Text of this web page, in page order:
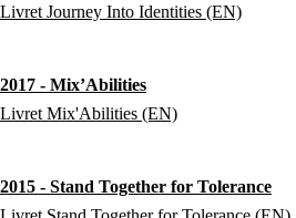
Livret Journey Into Identities (EN)
2017 - Mix’Abilities
Livret Mix'Abilities (EN)
2015 - Stand Together for Tolerance